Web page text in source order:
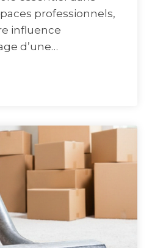
professionnels,
influence
d’une…